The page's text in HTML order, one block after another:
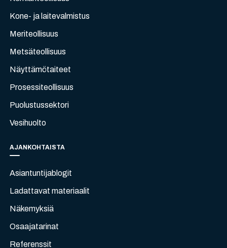
Kone- ja laitevalmistus
Meriteollisuus
Metsäteollisuus
Näyttämötaiteet
Prosessiteollisuus
Puolustussektori
Vesihuolto
AJANKOHTAISTA
Asiantuntijablogit
Ladattavat materiaalit
Näkemyksiä
Osaajatarinat
Referenssit